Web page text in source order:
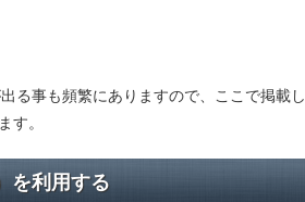
る事も頻繁にありますので、ここで掲載し
す。
を利用する